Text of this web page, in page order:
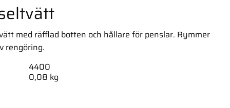
med räfflad botten och hållare för penslar. Rymmer
rengöring.
4400
0,08 kg